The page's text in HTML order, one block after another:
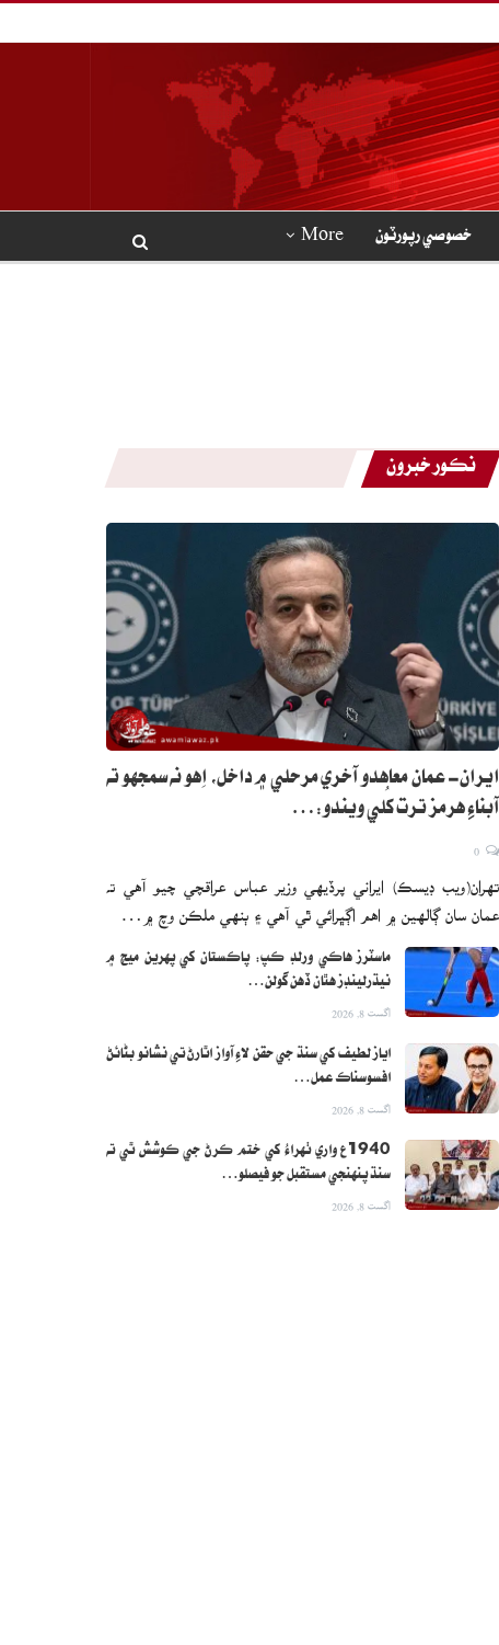
خصوصي رپورٽون More
نڪور خبرون
ايران- عمان معاهدو آخري مرحلي ۾ داخل، اِهو نه سمجهو ته
آبناءِ هرمز ترت کُلي ويندو:…
تهران(ويب ڊيسڪ) ايراني پرڏيهي وزير عباس عراقچي چيو آهي ته
عمان سان ڳالهين ۾ اهم اڳڀرائي ٿي آهي ۽ ٻنهي ملڪن وچ ۾…
ماسٽرز هاڪي ورلڊ ڪپ: پاڪستان کي پهرين ميچ ۾
نيڌرلينڊز هٿان ڏهن گولن…
اگست 8, 2026
اياز لطيف کي سنڌ جي حقن لاءِ آواز اٿارڻ تي نشانو بڻائڻ
افسوسناڪ عمل…
اگست 8, 2026
1940ع واري ٺهراءُ کي ختم ڪرڻ جي ڪوشش ٿي ته
سنڌ پنهنجي مستقبل جو فيصلو…
اگست 8, 2026